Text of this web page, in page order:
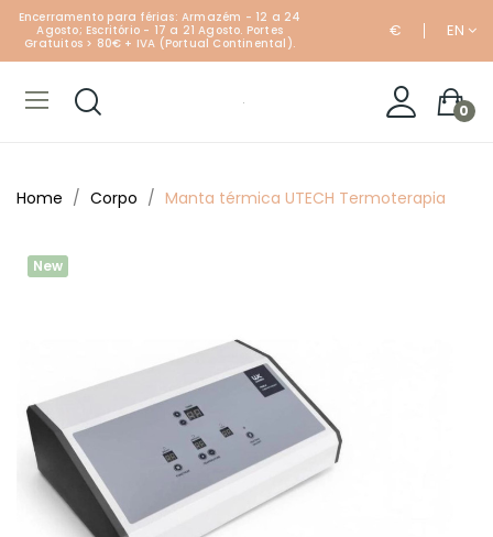
Encerramento para férias: Armazém - 12 a 24
Agosto; Escritório - 17 a 21 Agosto. Portes
Gratuitos > 80€ + IVA (Portual Continental).
€ EN
0
Home Corpo Manta térmica UTECH Termoterapia
New